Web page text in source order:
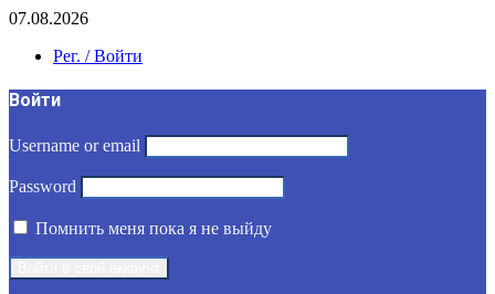
07.08.2026
Рег. / Войти
Войти
Username or email
Password
Помнить меня пока я не выйду